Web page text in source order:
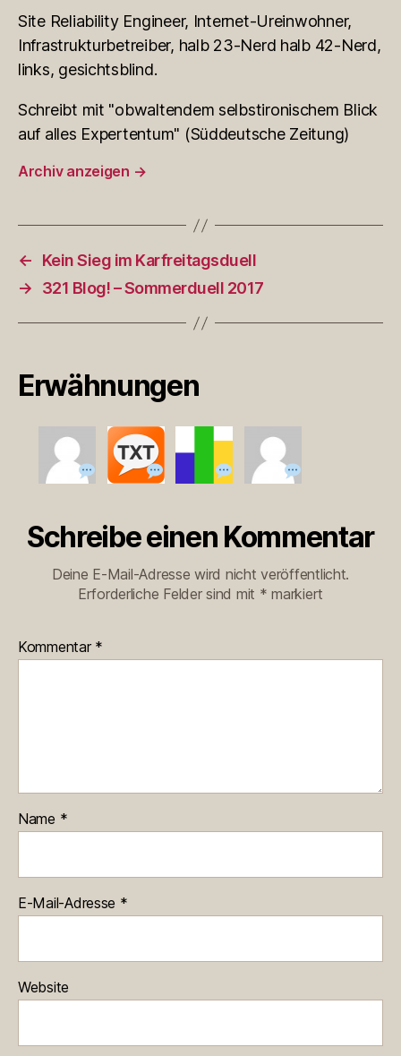
Site Reliability Engineer, Internet-Ureinwohner,
Infrastrukturbetreiber, halb 23-Nerd halb 42-Nerd,
links, gesichtsblind.
Schreibt mit "obwaltendem selbstironischem Blick
auf alles Expertentum" (Süddeutsche Zeitung)
Archiv anzeigen →
←
Kein Sieg im Karfreitagsduell
→
321 Blog! – Sommerduell 2017
Erwähnungen
Schreibe einen Kommentar
Deine E-Mail-Adresse wird nicht veröffentlicht.
Erforderliche Felder sind mit * markiert
Kommentar *
Name *
E-Mail-Adresse *
Website